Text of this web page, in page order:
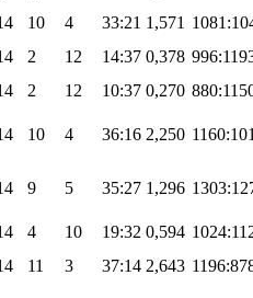
10 4 33:21 1,571
2 12 14:37 0,378
2 12 10:37 0,270
10 4 36:16 2,250
9 5 35:27 1,296
4 10 19:32 0,594
11 3 37:14 2,643